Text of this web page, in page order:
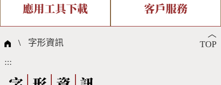
中文碼介紹 專有名詞介紹
國際字碼相關組織
複合查詢 注音查詢
筆畫查詢
筆順序查詢
新字申請處理流程
字形即時顯示 造字解決方案
全字庫授權 轉碼Web Service
應用工具下載
個人電腦造字處理工具
字形下載
客戶服務
問題集
熱門查詢統計
︿
TOP
\ 字形資訊
:::